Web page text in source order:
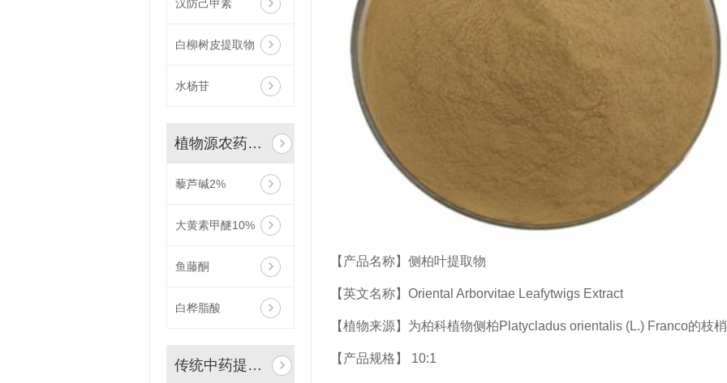
汉防己甲素
白柳树皮提取物
水杨苷
植物源农药原料
藜芦碱2%
大黄素甲醚10%
鱼藤酮
白桦脂酸
传统中药提取物
【产品名称】侧柏叶提取物
【英文名称】Oriental Arborvitae Leafytwigs Extract
【植物来源】为柏科植物侧柏Platycladus orientalis (L.) Franco的枝梢
【产品规格】 10:1